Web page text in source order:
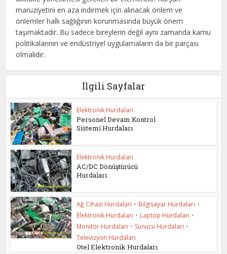
maruziyetini en aza indirmek için alınacak önlem ve
önlemler halk sağlığının korunmasında büyük önem
taşımaktadır. Bu sadece bireylerin değil aynı zamanda kamu
politikalarının ve endüstriyel uygulamaların da bir parçası
olmalıdır.
İlgili Sayfalar
Elektronik Hurdaları
Personel Devam Kontrol
Sistemi Hurdaları
Elektronik Hurdaları
AC/DC Dönüştürücü
Hurdaları
Ağ Cihazı Hurdaları • Bilgisayar Hurdaları •
Elektronik Hurdaları • Laptop Hurdaları •
Monitör Hurdaları • Sunucu Hurdaları •
Televizyon Hurdaları
Otel Elektronik Hurdaları